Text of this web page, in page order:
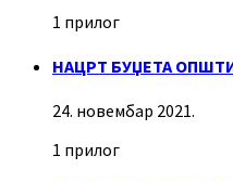
1 прилог
НАЦРТ БУЏЕТА
24. новембар 2021.
1 прилог